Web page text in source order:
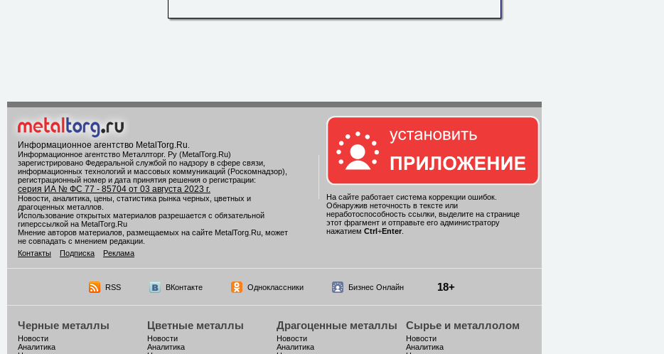
Информационное агентство MetalTorg.Ru
Информационное агентство Металлторг. Ру (MetalTorg.Ru)
зарегистрировано Федеральной службой по надзору в сфере связи,
информационных технологий и массовых коммуникаций (Роскомнадзор),
регистрационный номер и дата принятия решения о регистрации:
серия ИА № ФС 77 - 85704 от 03 августа 2023 г.
Новости, аналитика, цены, статистика рынка черных, цветных и
драгоценных металлов.
Использование открытых материалов разрешается с обязательной
гиперссылкой на MetalTorg.Ru
Мнение авторов материалов, размещаемых на сайте MetalTorg.Ru, может
не совпадать с мнением редакции.
Контакты
Подписка Реклама
На сайте работает система коррекции ошибок.
Обнаружив неточность в тексте или
неработоспособность ссылки, выделите на странице
этот фрагмент и отправьте его администратору
нажатием Ctrl +Enter.
RSS ВКонтакте Одноклассники Бизнес Онлайн 18+
Черные металлы
Новости
Аналитика
Цветные металлы
Новости
Аналитика
Драгоценные металлы
Новости
Аналитика
Сырье и металлолом
Новости
Аналитика